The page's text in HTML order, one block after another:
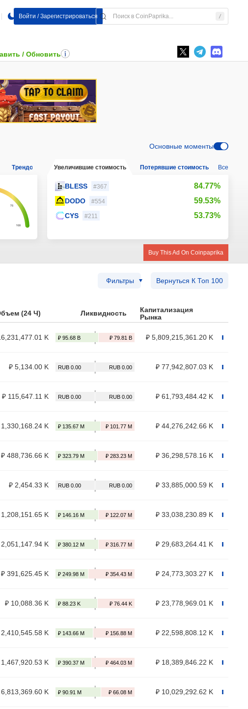
Войти / Зарегистрироваться
/ Обновить
Основные моменты
Трендовый Увеличившие стоимость Потерявшие стоимость Новые
Все
BLESS #367 84.77%
DODO #554 59.53%
CYS #211 53.73%
Buy This Ad On Coinpaprika
Фильтры Вернуться К Топ 100
(24 Ч) Ликвидность
Капитализация
Рынка
K ₽ 5,809,215,361.20 K
₽ 5,134.00 K ₽ 77,942,807.03 K
₽ 115,647.11 K ₽ 61,793,484.42 K
K ₽ 44,276,242.66 K
₽ 488,736.66 K ₽ 36,298,578.16 K
₽ 2,454.33 K ₽ 33,885,000.59 K
K ₽ 33,038,230.89 K
K ₽ 29,683,264.41 K
₽ 391,625.45 K ₽ 24,773,303.27 K
₽ 10,088.36 K ₽ 23,778,969.01 K
K ₽ 22,598,808.12 K
K ₽ 18,389,846.22 K
K ₽ 10,029,292.62 K